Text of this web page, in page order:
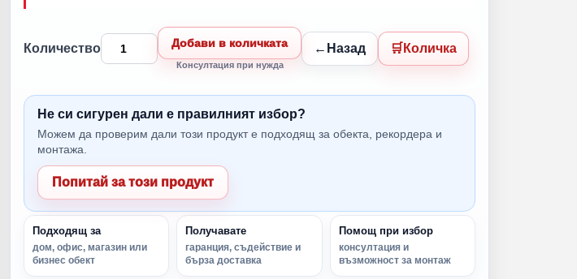
Количество Добави в количката
Консултация при нужда
Назад Количка
Не си сигурен дали е правилният избор?
Можем да проверим дали този продукт е подходящ за обекта, рекордера и
монтажа.
Попитай за този продукт
Подходящ за
дом, офис, магазин или
бизнес обект
Получавате
гаранция, съдействие и
бърза доставка
Помощ при избор
консултация и
възможност за монтаж